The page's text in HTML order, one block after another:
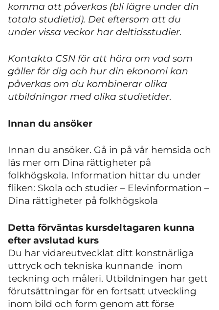
komma att påverkas (bli lägre under din
totala studietid). Det eftersom att du
under vissa veckor har deltidsstudier.
Kontakta CSN för att höra om vad som
gäller för dig och hur din ekonomi kan
påverkas om du kombinerar olika
utbildningar med olika studietider.
Innan du ansöker
Innan du ansöker. Gå in på vår hemsida och
läs mer om Dina rättigheter på
folkhögskola. Information hittar du under
fliken: Skola och studier – Elevinformation –
Dina rättigheter på folkhögskola
Detta förväntas kursdeltagaren kunna
efter avslutad kurs
Du har vidareutvecklat ditt konstnärliga
uttryck och tekniska kunnande inom
teckning och måleri. Utbildningen har gett
förutsättningar för en fortsatt utveckling
inom bild och form genom att förse